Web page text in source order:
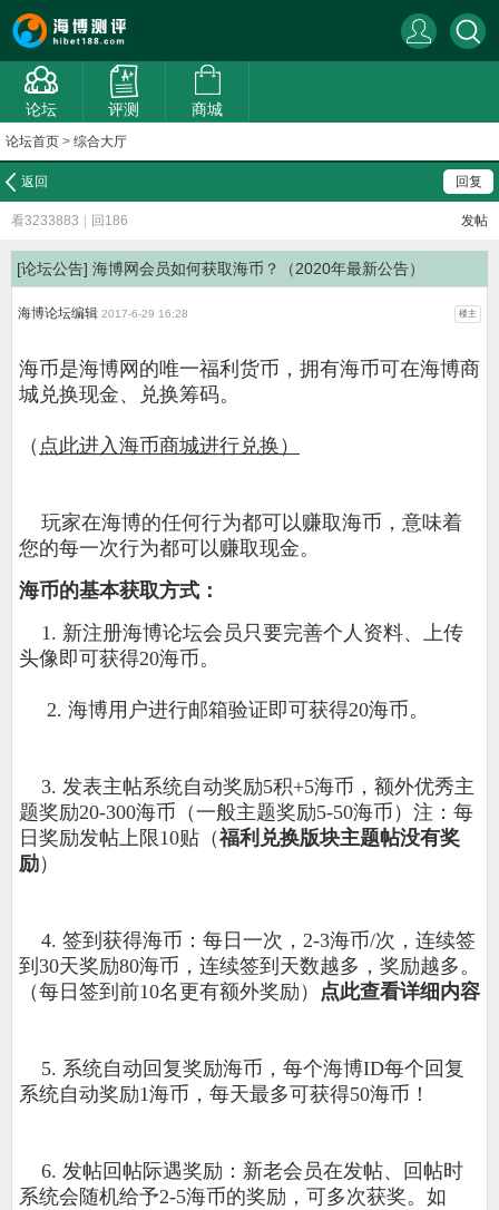
论坛 评测 商城
论坛首页 > 综合大厅
返回 回复
看3233883 回186 发帖
[论坛公告] 海博网会员如何获取海币？（2020年最新公告）
楼主
海博论坛编辑 2017-6-29 16:28
海币是海博网的唯一福利货币，拥有海币可在海博商
城兑换现金、兑换筹码。
（ 点此进入海币商城进行兑换）
玩家在海博的任何行为都可以赚取海币，意味着
您的每一次行为都可以赚取现金。
海币的基本获取方式：
1. 新注册海博论坛会员只要完善个人资料、上传
头像即可获得20海币。
2. 海博用户进行邮箱验证即可获得20海币。
3. 发表主帖系统自动奖励5积+5海币，额外优秀主
题奖励20-300海币（一般主题奖励5-50海币）注：每
日奖励发帖上限10贴（福利兑换版块主题帖没有奖
励）
4. 签到获得海币：每日一次，2-3海币/次，连续签
到30天奖励80海币，连续签到天数越多，奖励越多。
（每日签到前10名更有额外奖励） 点此查看详细内容
5. 系统自动回复奖励海币，每个海博ID每个回复
系统自动奖励1海币，每天最多可获得50海币！
6. 发帖回帖际遇奖励：新老会员在发帖、回帖时
系统会随机给予2-5海币的奖励，可多次获奖。如